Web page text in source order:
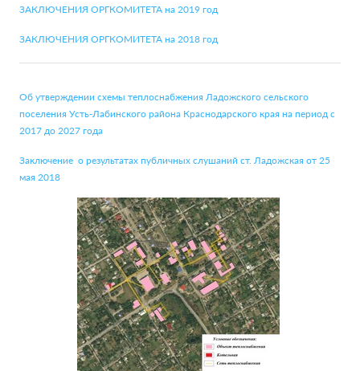
ЗАКЛЮЧЕНИЯ ОРГКОМИТЕТА на 2019 год
ЗАКЛЮЧЕНИЯ ОРГКОМИТЕТА на 2018 год
Об утверждении схемы теплоснабжения Ладожского сельского
поселения Усть-Лабинского района Краснодарского края на период с
2017 до 2027 года
Заключение о результатах публичных слушаний ст. Ладожская от 25
мая 2018